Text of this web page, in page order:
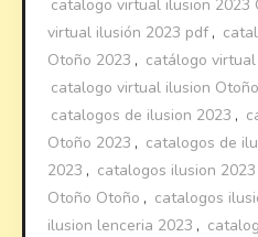
catalogo virtual ilusion 2023
virtual ilusión 2023 pdf ,
Otoño 2023 , catálogo
catalogo virtual ilusion
catalogos de ilusion 2023 ,
Otoño 2023 , catalogos de
2023 , catalogos ilusion 2023
Otoño Otoño , catalogos
ilusion lenceria 2023 ,